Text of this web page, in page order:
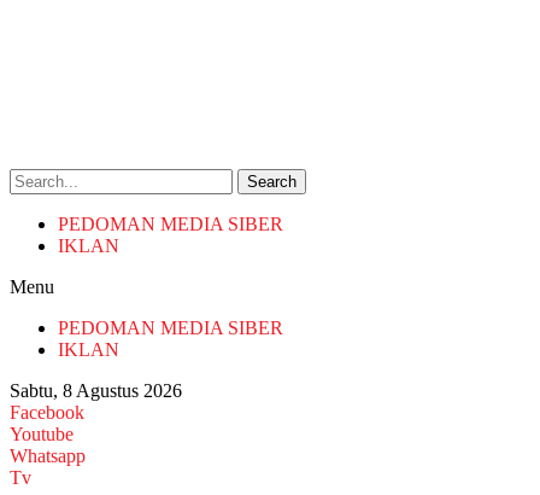
Search
PEDOMAN MEDIA SIBER
IKLAN
Menu
PEDOMAN MEDIA SIBER
IKLAN
Sabtu, 8 Agustus 2026
Facebook
Youtube
Whatsapp
Tv